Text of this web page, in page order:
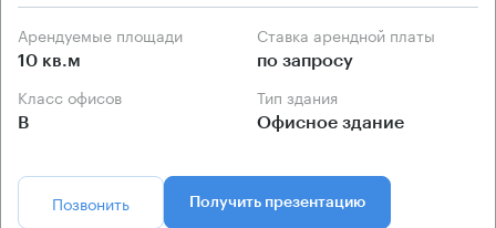
Арендуемые площади
10 кв.м
Ставка арендной платы
по запросу
Класс офисов
B
Тип здания
Офисное здание
Позвонить Получить презентацию